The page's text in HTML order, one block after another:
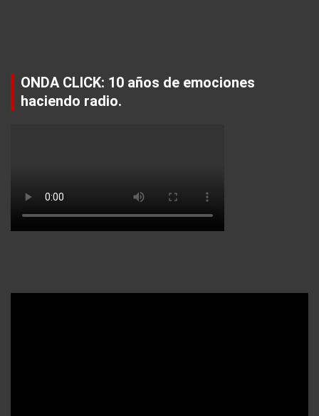
ONDA CLICK: 10 años de emociones
haciendo radio.